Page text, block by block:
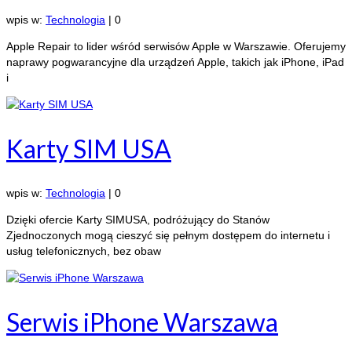
wpis w: Technologia | 0
Apple Repair to lider wśród serwisów Apple w Warszawie. Oferujemy
naprawy pogwarancyjne dla urządzeń Apple, takich jak iPhone, iPad
i
Karty SIM USA
wpis w: Technologia | 0
Dzięki ofercie Karty SIMUSA, podróżujący do Stanów
Zjednoczonych mogą cieszyć się pełnym dostępem do internetu i
usług telefonicznych, bez obaw
Serwis iPhone Warszawa